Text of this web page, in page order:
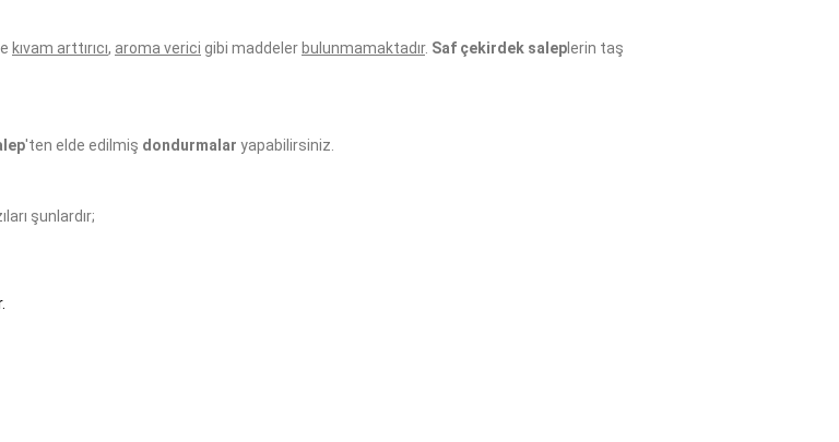
kıvam arttırıcı, aroma verici gibi maddeler bulunmamaktadır. Saf çekirdek saleplerin taş
'ten elde edilmiş dondurmalar yapabilirsiniz.
şunlardır;